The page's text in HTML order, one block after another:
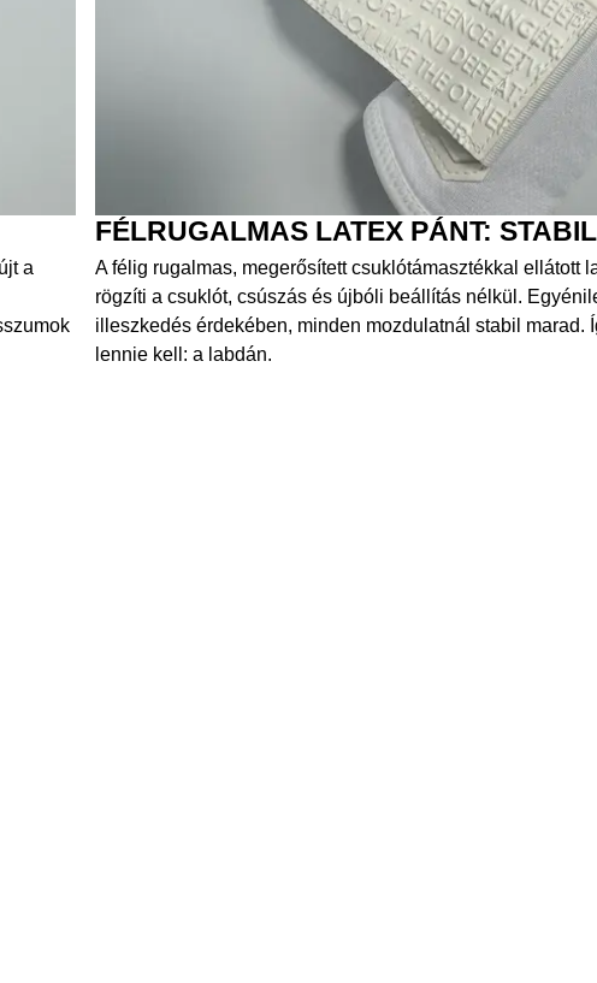
a
FÉLRUGALMAS LATEX PÁNT:
A félig rugalmas, megerősített csuklótámasztékkal ellátott
rögzíti a csuklót, csúszás és újbóli beállítás nélkül.
illeszkedés érdekében, minden mozdulatnál stabil marad.
lennie kell: a labdán.